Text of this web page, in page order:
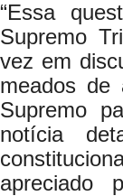
“Essa
Supremo
vez em
meados de
Supremo
notícia
apreciado